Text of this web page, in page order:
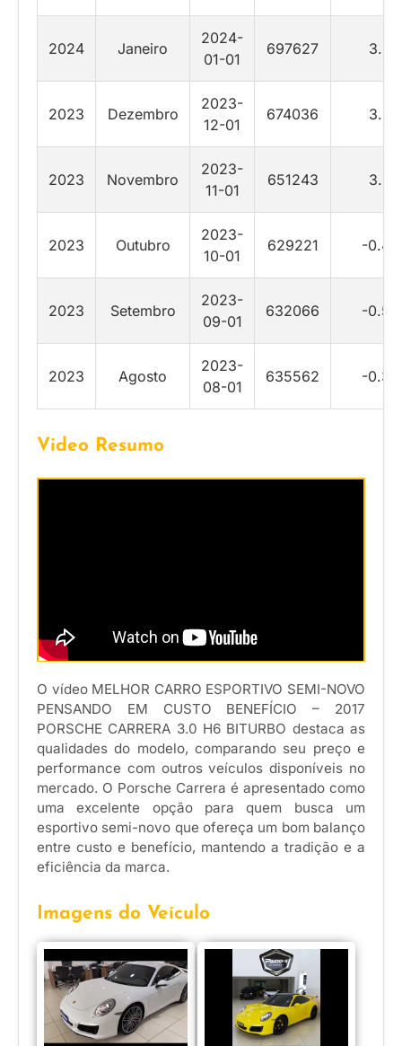
2024 Janeiro
2024-
01-01
697627 3.5
2023 Dezembro
2023-
12-01
674036 3.5
2023 Novembro
2023-
11-01
651243 3.5
2023 Outubro
2023-
10-01
629221 -0.45
2023 Setembro
2023-
09-01
632066 -0.55
2023 Agosto
2023-
08-01
635562 -0.35
Video Resumo
O vídeo MELHOR CARRO ESPORTIVO SEMI-NOVO
PENSANDO EM CUSTO BENEFÍCIO – 2017
PORSCHE CARRERA 3.0 H6 BITURBO destaca as
qualidades do modelo, comparando seu preço e
performance com outros veículos disponíveis no
mercado. O Porsche Carrera é apresentado como
uma excelente opção para quem busca um
esportivo semi-novo que ofereça um bom balanço
entre custo e benefício, mantendo a tradição e a
eficiência da marca.
Imagens do Veículo